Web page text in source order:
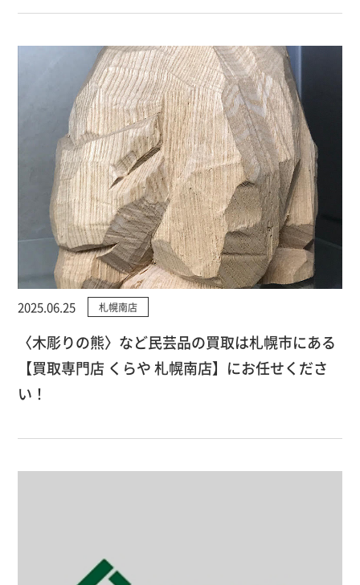
2025.06.25 札幌南店
〈木彫りの熊〉など民芸品の買取は札幌市にある
【買取専門店 くらや 札幌南店】にお任せくださ
い！